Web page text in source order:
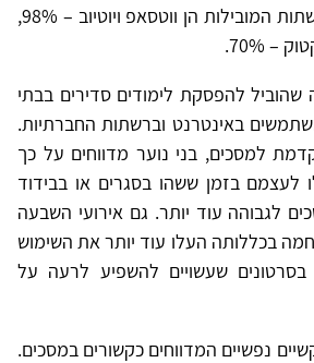
ביום מול המסכים. הרשתות המובילות הן ווטסאפ ויוטיוב – 98%,
שהוביל להפסקת לימודים סדירים בבתי
באינטרנט וברשתות החברתיות.
למסכים, בני נוער מדווחים על כך
לעצמם בזמן ששהו בסגרים או בבידוד
לגבוהה עוד יותר. גם אירועי השבעה
2023 והמלחמה בכללותה העלו עוד יותר את השימוש
בסרטונים שעשויים להשפיע לרעה על
נפשיים המדווחים כקשורים במסכים.